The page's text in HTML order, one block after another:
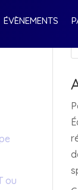
ÉVÈNEMENTS
ou